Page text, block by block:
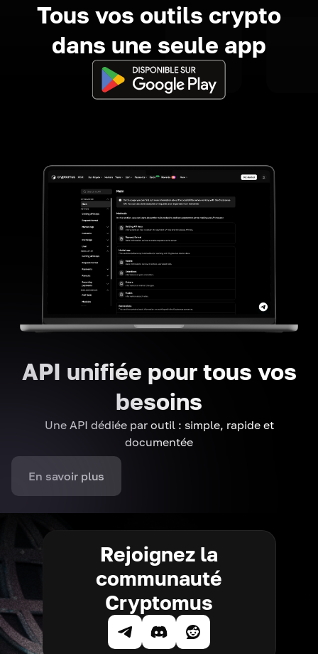
Tous vos outils crypto
dans une seule app
API unifiée pour tous vos
besoins
Une API dédiée par outil : simple, rapide et
documentée
En savoir plus
Rejoignez la
communauté
Cryptomus